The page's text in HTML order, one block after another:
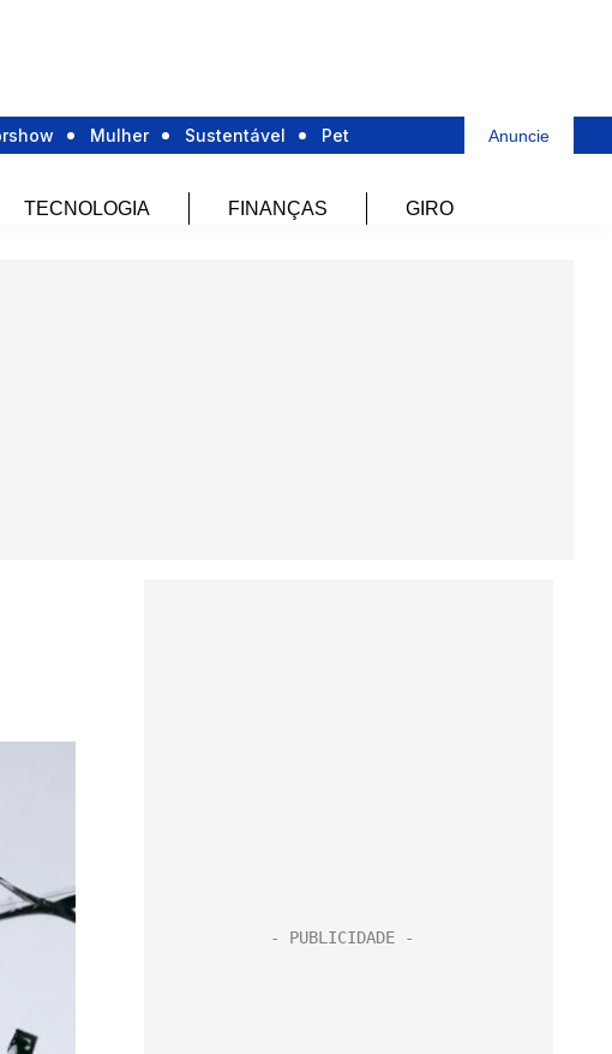
Mulher Sustentável Pet Anuncie
TECNOLOGIA FINANÇAS GIRO